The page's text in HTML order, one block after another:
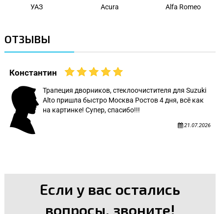
УАЗ Acura Alfa Romeo
ОТЗЫВЫ
Константин
Трапеция дворников, стеклоочистителя для Suzuki
Alto пришла быстро Москва Ростов 4 дня, всё как
на картинке! Супер, спасибо!!!
21.07.2026
Если у вас остались
вопросы, звоните!